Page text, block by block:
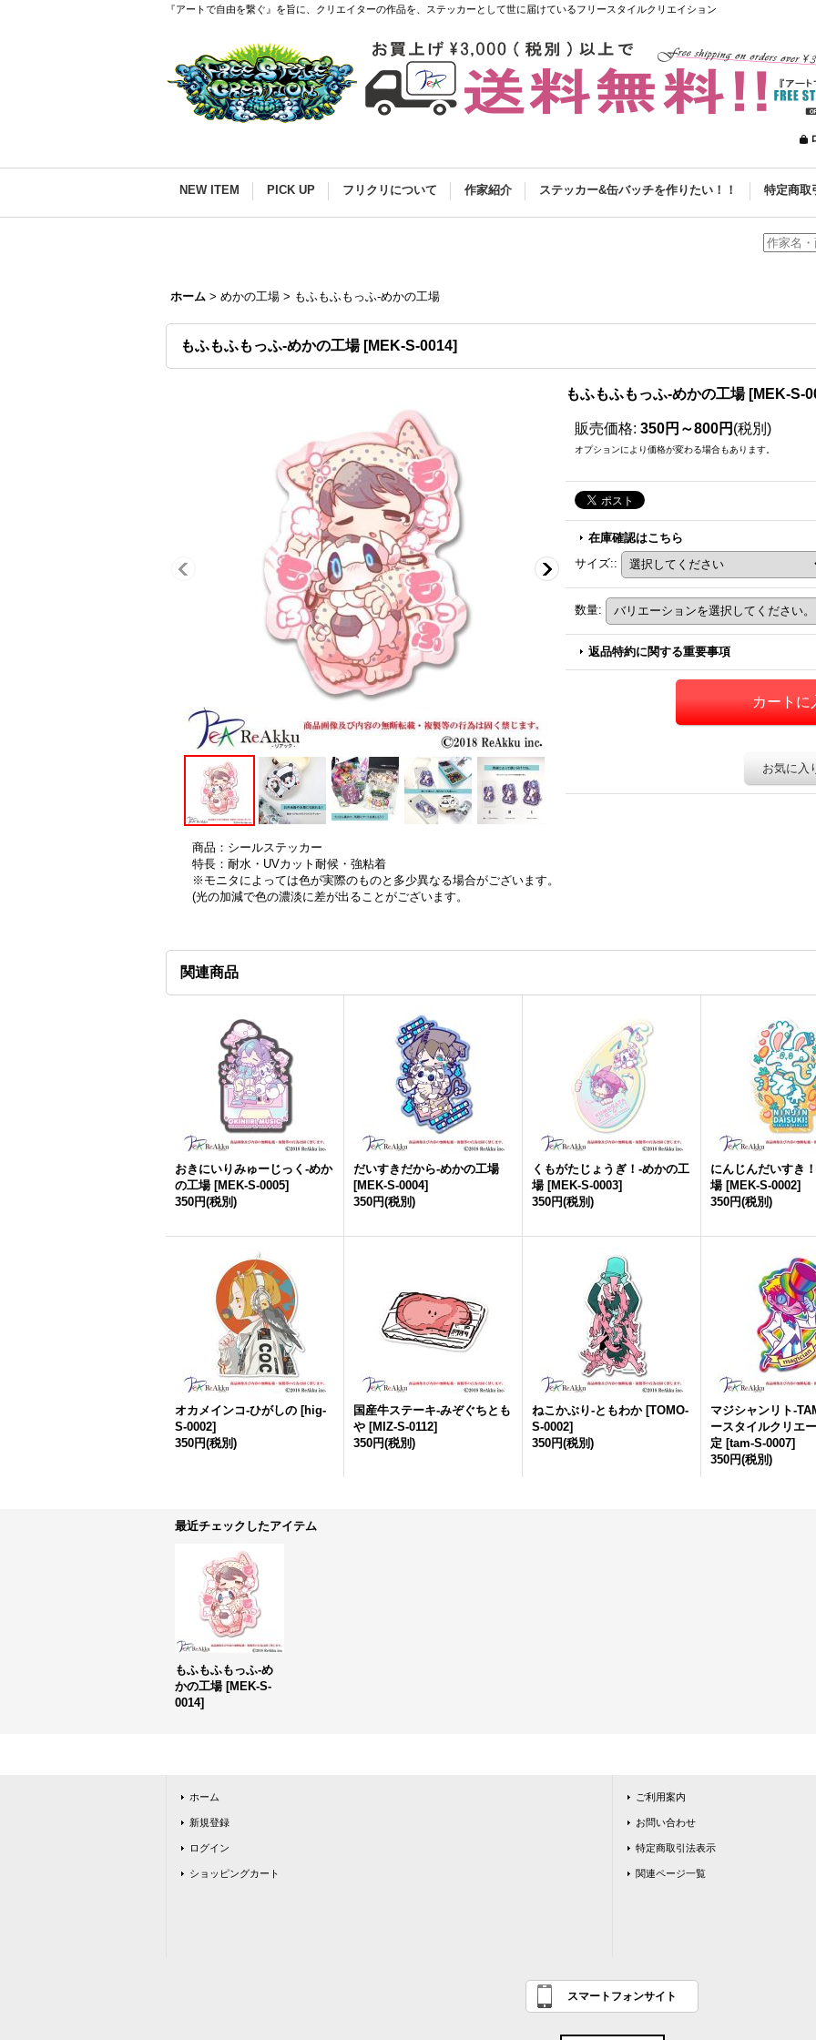
『アートで自由を繋ぐ』を旨に、クリエイターの作品を、ステッカーとして世に届けているフリースタイルクリエイション
NEW ITEM PICK UP フリクリについて 作家紹介 ステッカー&缶バッチを作りたい！！ 特定商取
ホーム > めかの工場 > もふもふもっふ-めかの工場
もふもふもっふ-めかの工場 [MEK-S-0014]
もふもふもっふ-めかの工場 [MEK-S-
販売価格: 350円～800円 (税別)
オプションにより価格が変わる場合もあります。
在庫確認はこちら
サイズ::
数量:
返品特約に関する重要事項
お気に入
商品：シールステッカー
特長：耐水・UVカット耐候・強粘着
※モニタによっては色が実際のものと多少異なる場合がございます。
(光の加減で色の濃淡に差が出ることがございます。
関連商品
おきにいりみゅーじっく-めか
の工場 [MEK-S-0005]
350円(税別)
だいすきだから-めかの工場
[MEK-S-0004]
350円(税別)
くもがたじょうぎ！-めかの工
場 [MEK-S-0003]
350円(税別)
にんじんだいすき
場 [MEK-S-0002]
350円(税別)
オカメインコ-ひがしの [hig-
S-0002]
350円(税別)
国産牛ステーキ-みぞぐちとも
や [MIZ-S-0112]
350円(税別)
ねこかぶり-ともわか [TOMO-
S-0002]
350円(税別)
マジシャンリト-
ースタイルクリエ
定 [tam-S-0007]
350円(税別)
最近チェックしたアイテム
もふもふもっふ-め
かの工場 [MEK-S-
0014]
ホーム
新規登録
ログイン
ショッピングカート
ご利用案内
お問い合わせ
特定商取引法表示
関連ページ一覧
スマートフォンサイト